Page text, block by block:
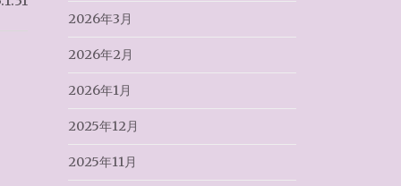
2026年3月
2026年2月
2026年1月
2025年12月
2025年11月